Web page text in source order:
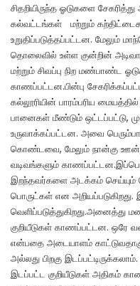
சிதறியிருந்த ஓடுகளை
கல்வட்டங்கள் மற்றும்
உறுதிப்படுத்தப்பட்டன. மேலும்
தொலைவில் உள்ள குன்றின்
மற்றும் சிவப்பு நிற மண்பாண்ட
காணப்பட்டன.பின்பு
கல்லூரியின் பாரம்பரிய
பானைகள் மீண்டும் ஒட்டப்பட்டு,
உருவாக்கப்பட்டன. அவை
கொண்டவை, மேலும் நான்கு
வடிவங்களும்
இறந்தவர்களை அடக்கம் செய்யும்
பொருட்கள் என
வெளிப்படுத்துகிறது.அனைத்து
குறியீடுகள் காணப்பட்டன. ஒரே
என்பதை அடையாளம்
அல்லது பிறகு இடப்பட்டிருக்கலாம்.
இடப்பட்ட குறியீடுகள் அதிகம்